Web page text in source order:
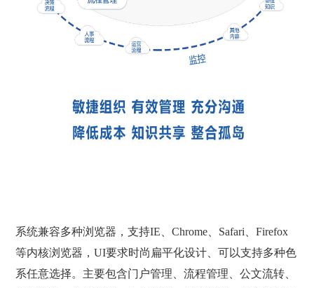
系统兼容多种浏览器，支持IE、Chrome、Safari、Firefox
等内核浏览器，UI要求时尚扁平化设计、可以支持多种色
系任意选择。主要包含门户管理、流程管理、公文流转、